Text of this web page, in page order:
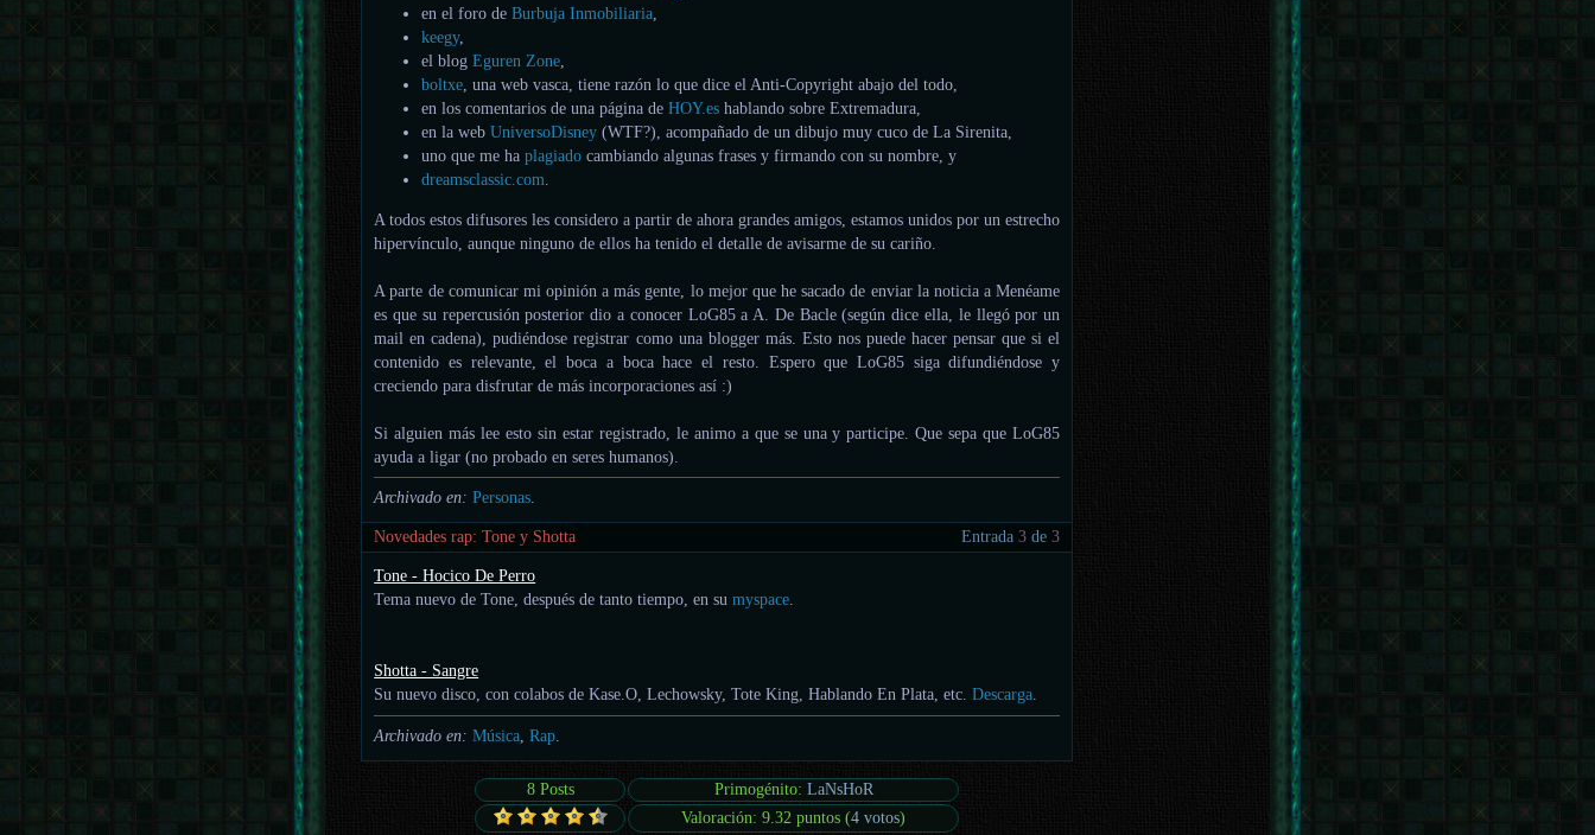
en el foro deBurbuja Inmobiliaria
keegy,
el blogEguren Zone
boltxe , una web vasca, tiene razón lo que dice el Anti-Copyright abajo del todo,
en los comentarios de una página deHOY.es hablando sobre Extremadura,
en la webUniversoDisney (WTF?), acompañado de un dibujo muy cuco de La Sirenita,
uno que me haplagiado cambiando algunas frases y firmando con su nombre, y
dreamsclassic.com
A todos estos difusores les considero a partir de ahora grandes amigos, estamos unidos por un estrecho
hipervínculo, aunque ninguno de ellos ha tenido el detalle de avisarme de su cariño.
A parte de comunicar mi opinión a más gente, lo mejor que he sacado de enviar la noticia a Menéame
es que su repercusión posterior dio a conocer LoG85 a A. De Bacle (según dice ella, le llegó por un
mail en cadena), pudiéndose registrar como una blogger más. Esto nos puede hacer pensar que si el
contenido es relevante, el boca a boca hace el resto. Espero que LoG85 siga difundiéndose y
creciendo para disfrutar de más incorporaciones así :)
Si alguien más lee esto sin estar registrado, le animo a que se una y participe. Que sepa que LoG85
ayuda a ligar (no probado en seres humanos).
Archivado en: Personas.
Novedades rap: Tone y Shotta Entrada3 de3
Tone - Hocico De Perro
Tema nuevo de Tone, después de tanto tiempo, en sumyspace.
Shotta - Sangre
Su nuevo disco, con colabos de Kase.O, Lechowsky, Tote King, Hablando En Plata, etc.Descarga.
Archivado en: Música ,Rap
8 Posts Primogénito: LaNsHoR
Valoración: 9.32 puntos (4 votos)